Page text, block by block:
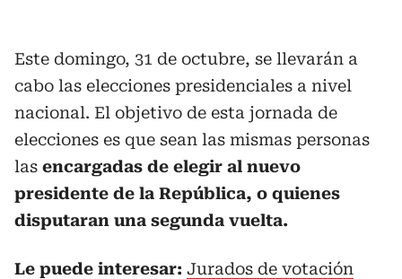
Este domingo, 31 de octubre, se llevarán a
cabo las elecciones presidenciales a nivel
nacional. El objetivo de esta jornada de
elecciones es que sean las mismas personas
las encargadas de elegir al nuevo
presidente de la República, o quienes
disputaran una segunda vuelta.
Le puede interesar: Jurados de votación